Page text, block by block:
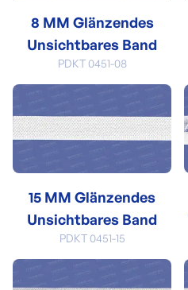
8 MM Glänzendes
Unsichtbares Band
PDKT 0451-08
15 MM Glänzendes
Unsichtbares Band
PDKT 0451-15